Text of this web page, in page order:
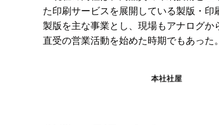
た印刷サービスを展開している製版・
製版を主な事業とし、現場もアナログ
直受の営業活動を始めた時期でもあった。
本社社屋